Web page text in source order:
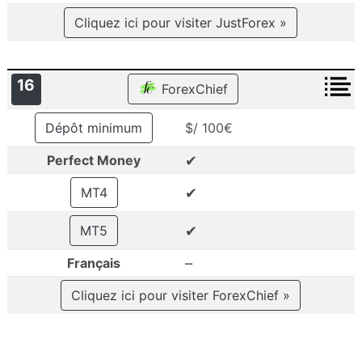
Cliquez ici pour visiter JustForex »
16 ForexChief
Dépôt minimum
$/ 100€
Perfect Money
✔
MT4 ✔
MT5 ✔
Français –
Cliquez ici pour visiter ForexChief »